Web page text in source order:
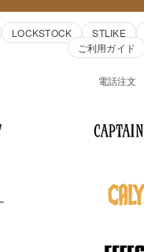
LOCKSTOCK STLIKE
ご利用ガイド
電話注文